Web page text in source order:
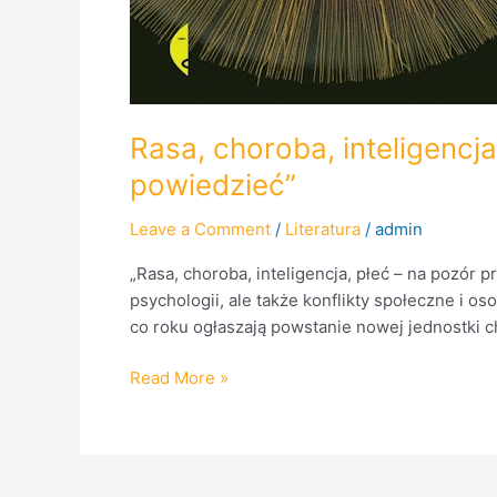
Rasa, choroba,
powiedzieć”
Leave a Comment / Literatura / admin
„Rasa, choroba, inteligencja, płeć – na
psychologii, ale także konflikty społeczne i
co roku ogłaszają powstanie nowej jednostki
Read More »